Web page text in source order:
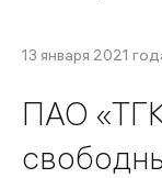
13 января 2021
ПАО